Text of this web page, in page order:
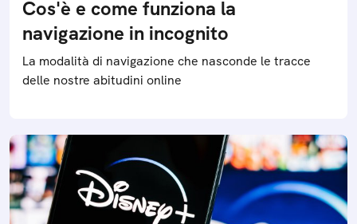
Cos'è e come funziona la
navigazione in incognito
La modalità di navigazione che nasconde le tracce
delle nostre abitudini online